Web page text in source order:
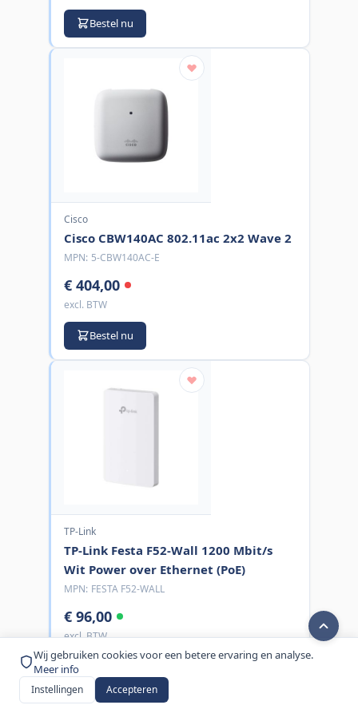
Wij gebruiken cookies voor een betere ervaring en analyse.
Meer info
Instellingen Accepteren
Bestel nu
Cisco
Cisco CBW140AC 802.11ac 2x2 Wave 2
MPN: 5-CBW140AC-E
€ 404,00
excl. BTW
Bestel nu
TP-Link
TP-Link Festa F52-Wall 1200 Mbit/s
Wit Power over Ethernet (PoE)
MPN: FESTA F52-WALL
€ 96,00
excl. BTW